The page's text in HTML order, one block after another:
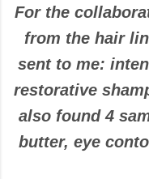
For the
from the hair
sent to me:
restorative
also found 4
butter, eye